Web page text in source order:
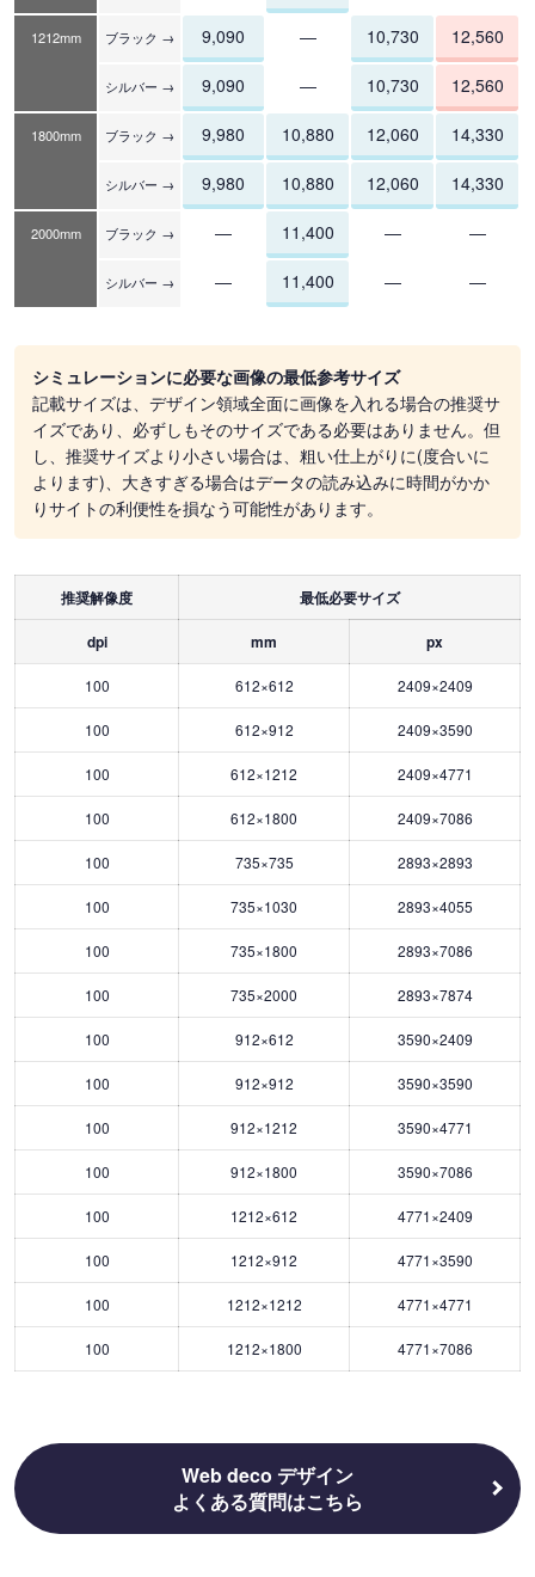
1212mm ブラック → 9,090 ― 10,730 12,560
シルバー → 9,090 ― 10,730 12,560
1800mm ブラック → 9,980 10,880 12,060 14,330
シルバー → 9,980 10,880 12,060 14,330
2000mm ブラック → ― 11,400 ― ―
シルバー → ― 11,400 ― ―
シミュレーションに必要な画像の最低参考サイズ
記載サイズは、デザイン領域全面に画像を入れる場合の推奨サ
イズであり、必ずしもそのサイズである必要はありません。但
し、推奨サイズより小さい場合は、粗い仕上がりに(度合いに
よります)、大きすぎる場合はデータの読み込みに時間がかか
りサイトの利便性を損なう可能性があります。
推奨解像度 最低必要サイズ
dpi mm px
100 612×612 2409×2409
100 612×912 2409×3590
100 612×1212 2409×4771
100 612×1800 2409×7086
100 735×735 2893×2893
100 735×1030 2893×4055
100 735×1800 2893×7086
100 735×2000 2893×7874
100 912×612 3590×2409
100 912×912 3590×3590
100 912×1212 3590×4771
100 912×1800 3590×7086
100 1212×612 4771×2409
100 1212×912 4771×3590
100 1212×1212 4771×4771
100 1212×1800 4771×7086
Web deco デザイン
よくある質問はこちら